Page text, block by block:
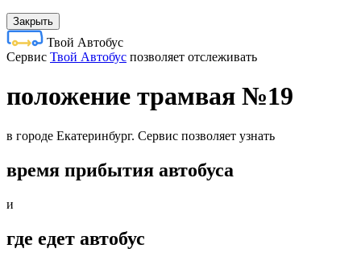
Закрыть
Твой Автобус
Cервис Твой Автобус позволяет отслеживать
положение трамвая №19
в городе Екатеринбург. Сервис позволяет узнать
время прибытия автобуса
и
где едет автобус